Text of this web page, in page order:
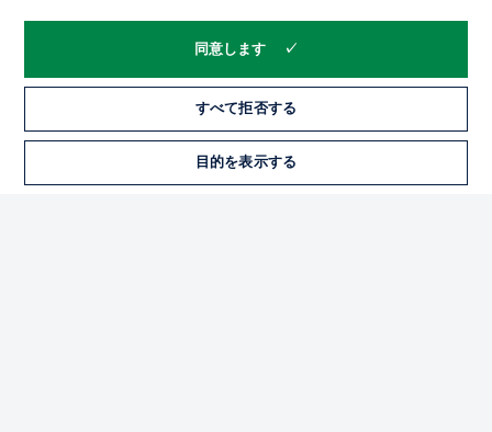
プライバシー・ポリシー 優先設定を管理する
同意します
すべて拒否する
目的を表示する